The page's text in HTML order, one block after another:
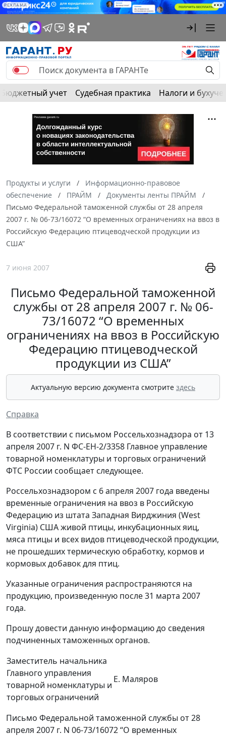
РЕКЛАМА
Бюджетный учет Судебная практика Налоги и
Продукты и услуги
Информационно-правовое
обеспечение
ПРАЙМ
Документы ленты ПРАЙМ
Письмо Федеральной таможенной службы от 28 апреля
2007 г. № 06-73/16072 “О временных ограничениях на ввоз в
Российскую Федерацию птицеводческой продукции из
США”
7 июня 2007
Письмо Федеральной таможенной
службы от 28 апреля 2007 г. № 06-
73/16072 “О временных
ограничениях на ввоз в Российскую
Федерацию птицеводческой
продукции из США”
Актуальную версию документа смотрите здесь
Справка
В соответствии с письмом Россельхознадзора от 13
апреля 2007 г. N ФС-ЕН-2/3358 Главное управление
товарной номенклатуры и торговых ограничений
ФТС России сообщает следующее.
Россельхознадзором с 6 апреля 2007 года введены
временные ограничения на ввоз в Российскую
Федерацию из штата Западная Вирджиния (West
Virginia) США живой птицы, инкубационных яиц,
мяса птицы и всех видов птицеводческой продукции,
не прошедших термическую обработку, кормов и
кормовых добавок для птиц.
Указанные ограничения распространяются на
продукцию, произведенную после 31 марта 2007
года.
Прошу довести данную информацию до сведения
подчиненных таможенных органов.
Заместитель начальника
Главного управления
товарной номенклатуры и
торговых ограничений
Е. Маляров
Письмо Федеральной таможенной службы от 28
апреля 2007 г. N 06-73/16072 “О временных